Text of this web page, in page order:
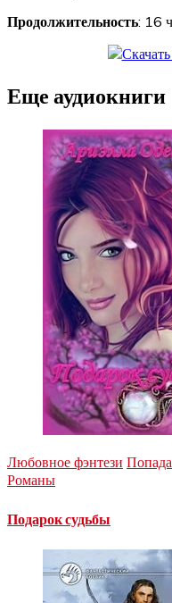
Продолжительность: 16
Еще аудиокниги
Любовное фэнтези
Романы
Подарок судьбы